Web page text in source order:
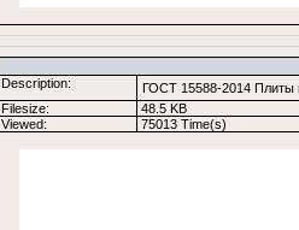
Description:
ГОСТ 15588-2014 Плиты
Filesize:
48.5 KB
Viewed:
75013 Time(s)